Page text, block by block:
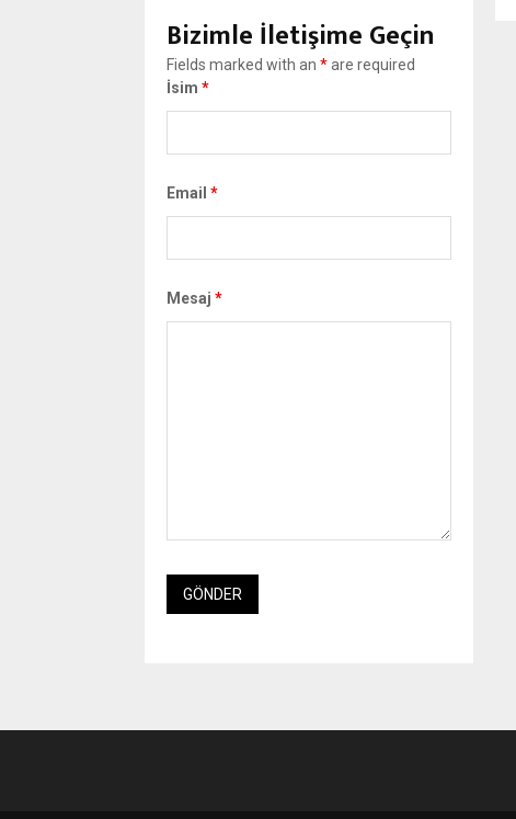
Bizimle İletişime Geçin
Fields marked with an *are required
İsim *
Email *
Mesaj *